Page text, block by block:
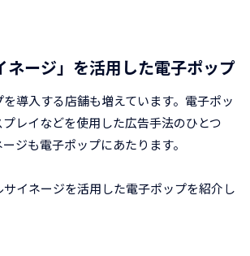
ネージ」を活用した電子ポップ
導入する店舗も増えています。電子ポッ
レイなどを使用した広告手法のひとつ
ジも電子ポップにあたります。
イネージを活用した電子ポップを紹介し